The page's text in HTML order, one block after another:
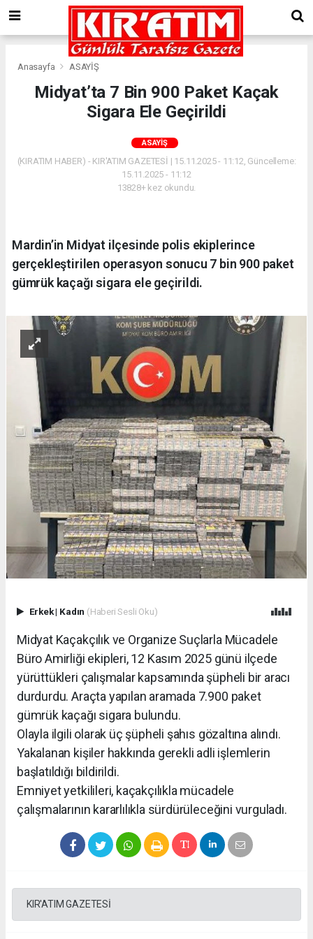
Anasayfa ASAYİŞ
Midyat’ta 7 Bin 900 Paket Kaçak
Sigara Ele Geçirildi
ASAYİŞ
(KIRATIM HABER) - KIR'ATIM GAZETESİ | 15.11.2025 - 11:12, Güncelleme:
15.11.2025 - 11:12
13828+ kez okundu.
Mardin’in Midyat ilçesinde polis ekiplerince
gerçekleştirilen operasyon sonucu 7 bin 900 paket
gümrük kaçağı sigara ele geçirildi.
Erkek| Kadın (Haberi Sesli Oku)
Midyat Kaçakçılık ve Organize Suçlarla Mücadele
Büro Amirliği ekipleri, 12 Kasım 2025 günü ilçede
yürüttükleri çalışmalar kapsamında şüpheli bir aracı
durdurdu. Araçta yapılan aramada 7.900 paket
gümrük kaçağı sigara bulundu.
Olayla ilgili olarak üç şüpheli şahıs gözaltına alındı.
Yakalanan kişiler hakkında gerekli adli işlemlerin
başlatıldığı bildirildi.
Emniyet yetkilileri, kaçakçılıkla mücadele
çalışmalarının kararlılıkla sürdürüleceğini vurguladı.
KIR'ATIM GAZETESİ